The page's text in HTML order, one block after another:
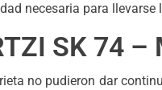
necesaria para llevarse
SK 74 –
no pudieron dar